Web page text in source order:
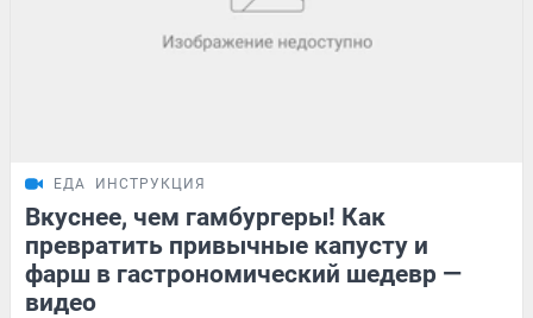
ЕДА ИНСТРУКЦИЯ
Вкуснее, чем гамбургеры! Как
превратить привычные капусту и
фарш в гастрономический шедевр —
видео